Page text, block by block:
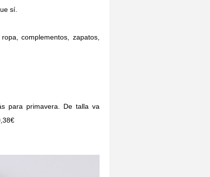
sí.
complementos, zapatos,
para primavera. De talla va